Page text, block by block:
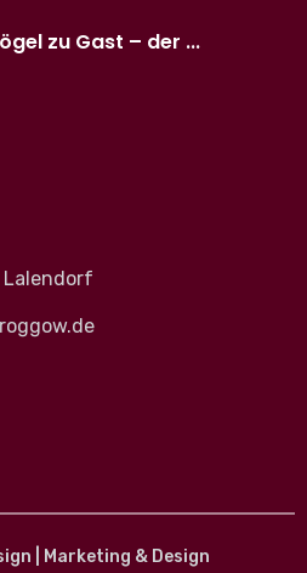
zu Gast – der ...
Lalendorf
| Marketing & Design